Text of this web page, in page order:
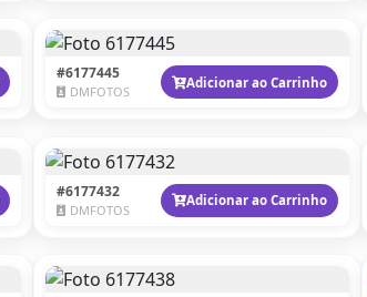
#6177445
DMFOTOS
Adicionar ao Carrinho
#6177432
DMFOTOS
Adicionar ao Carrinho